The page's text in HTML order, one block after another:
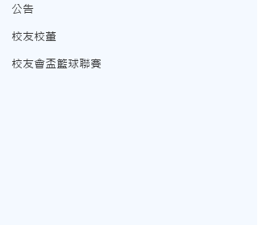
公告
校友校董
校友會盃籃球聯賽